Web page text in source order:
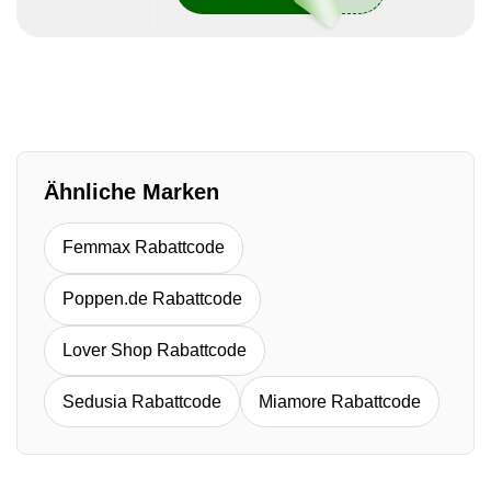
Ähnliche Marken
Femmax Rabattcode
Poppen.de Rabattcode
Lover Shop Rabattcode
Sedusia Rabattcode Miamore Rabattcode